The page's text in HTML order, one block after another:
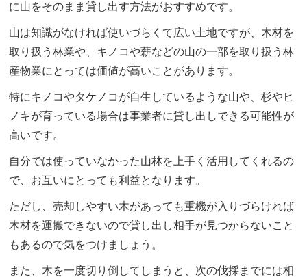
に山をそのまま貸し出す方法がおすすめです。
山は知識がなければ使いづらくて広い土地ですが、木材を
取り扱う林業や、キノコや薪などの山の一部を取り扱う林
産物業にとっては価値が高いことがあります。
特にキノコやタケノコが自生しているような山や、杉やヒ
ノキが育っている場合は事業者に貸し出しできる可能性が
高いです。
自分では使っていなかった山林を上手く活用してくれるの
で、お互いにとっても利益となります。
ただし、売却しやすい木があっても重機が入りづらければ
木材を運搬できないので貸し出し相手が見つからないこと
もあるので気をつけましょう。
また、木を一度切り倒してしまうと、次の伐採までには相